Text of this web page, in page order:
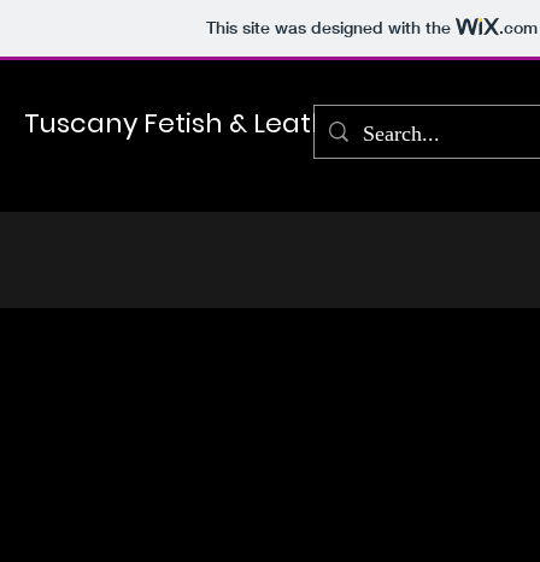
This site was designed with the .com
Tuscany Fetish & Leather League